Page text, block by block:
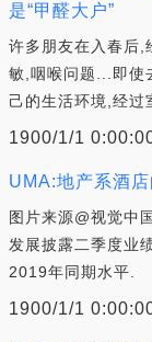
是“甲醛大户”
许多朋友在入春后,
敏,咽喉问题...即使
己的生活环境,经过
1900/1/1
UMA:地产系酒
图片来源@视觉中
发展披露二季度业
2019年同期水平.
1900/1/1